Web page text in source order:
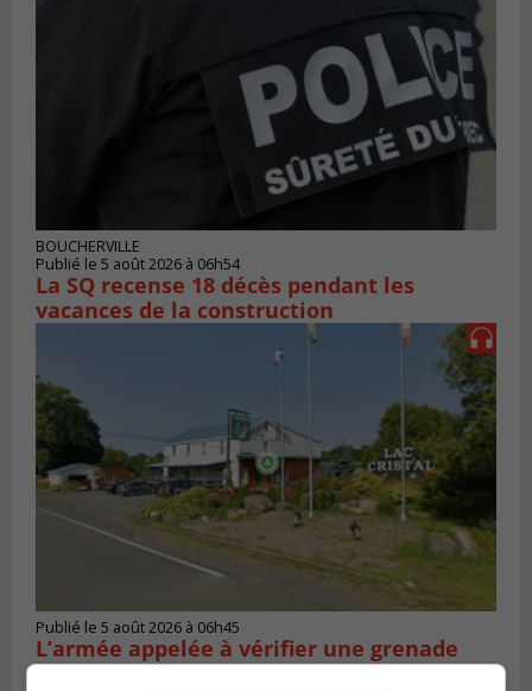
BOUCHERVILLE
Publié le 5 août 2026 à 06h54
La SQ recense 18 décès pendant les
vacances de la construction
Publié le 5 août 2026 à 06h45
L’armée appelée à vérifier une grenade
trouvée dans un camping